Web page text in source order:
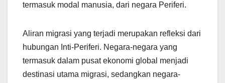
termasuk modal manusia, dari negara Periferi.
Aliran migrasi yang terjadi merupakan refleksi dari
hubungan Inti-Periferi. Negara-negara yang
termasuk dalam pusat ekonomi global menjadi
destinasi utama migrasi, sedangkan negara-